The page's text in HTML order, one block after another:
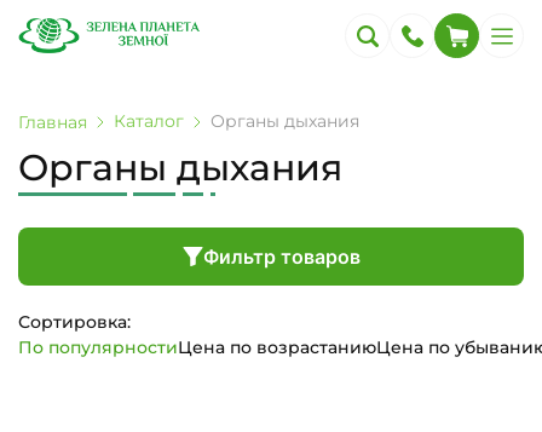
Главная Каталог Органы дыхания
Органы дыхания
Фильтр товаров
Сортировка:
По популярностиЦена по возрастаниюЦена по